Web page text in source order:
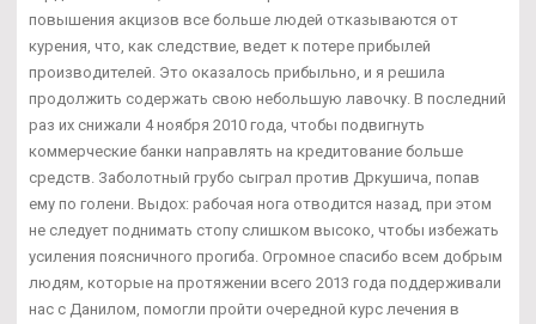
повышения акцизов все больше людей отказываются от
курения, что, как следствие, ведет к потере прибылей
производителей. Это оказалось прибыльно, и я решила
продолжить содержать свою небольшую лавочку. В последний
раз их снижали 4 ноября 2010 года, чтобы подвигнуть
коммерческие банки направлять на кредитование больше
средств. Заболотный грубо сыграл против Дркушича, попав
ему по голени. Выдох: рабочая нога отводится назад, при этом
не следует поднимать стопу слишком высоко, чтобы избежать
усиления поясничного прогиба. Огромное спасибо всем добрым
людям, которые на протяжении всего 2013 года поддерживали
нас с Данилом, помогли пройти очередной курс лечения в